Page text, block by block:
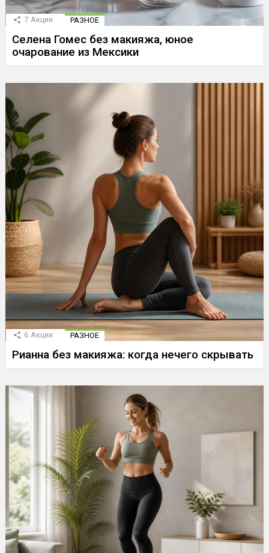
7 Акции РАЗНОЕ
Селена Гомес без макияжа, юное
очарование из Мексики
6 Акции РАЗНОЕ
Рианна без макияжа: когда нечего скрывать